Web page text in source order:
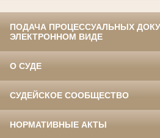
ПОДАЧА ПРОЦЕССУАЛЬНЫХ
ЭЛЕКТРОННОМ ВИДЕ
О СУДЕ
СУДЕЙСКОЕ СООБЩЕСТВО
НОРМАТИВНЫЕ АКТЫ